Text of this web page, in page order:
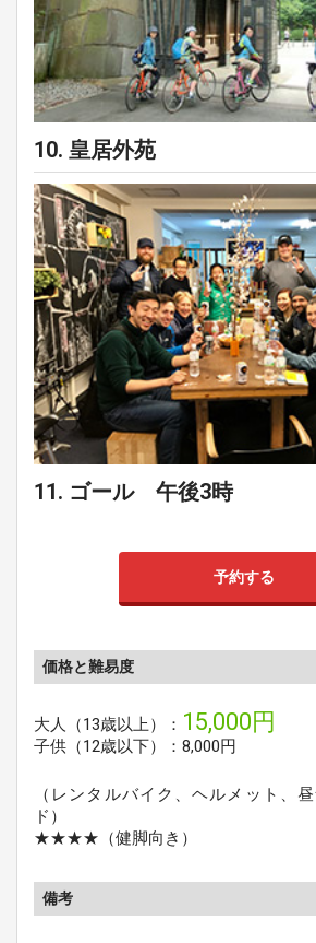
10. 皇居外苑
11. ゴール 午後3時
予約する
価格と難易度
大人（13歳以上）： 15,000円
子供（12歳以下）：8,000円
（レンタルバイク、ヘルメット、
ド）
★★★★（健脚向き）
備考